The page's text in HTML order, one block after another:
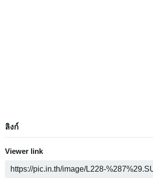
ลิงก์
Viewer link